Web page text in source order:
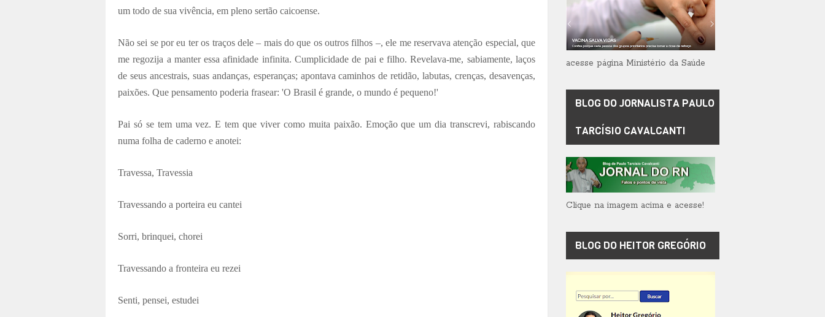
um todo de sua vivência, em pleno sertão caicoense.
Não sei se por eu ter os traços dele – mais do que os outros filhos –, ele me reservava atenção especial, que
me regozija a manter essa afinidade infinita. Cumplicidade de pai e filho. Revelava-me, sabiamente, laços
de seus ancestrais, suas andanças, esperanças; apontava caminhos de retidão, labutas, crenças, desavenças,
paixões. Que pensamento poderia frasear: 'O Brasil é grande, o mundo é pequeno!'
Pai só se tem uma vez. E tem que viver como muita paixão. Emoção que um dia transcrevi, rabiscando
numa folha de caderno e anotei:
Travessa, Travessia
Travessando a porteira eu cantei
Sorri, brinquei, chorei
Travessando a fronteira eu rezei
Senti, pensei, estudei
acesse página Ministério da Saúde
BLOG DO JORNALISTA PAULO
TARCÍSIO CAVALCANTI
Clique na imagem acima e acesse!
BLOG DO HEITOR GREGÓRIO